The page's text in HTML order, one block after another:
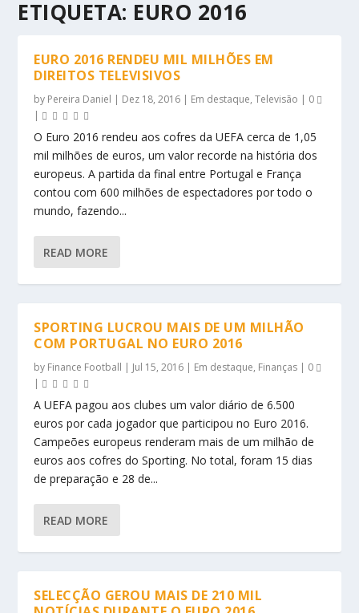
ETIQUETA: EURO 2016
EURO 2016 RENDEU MIL MILHÕES EM
DIREITOS TELEVISIVOS
by Pereira Daniel | Dez 18, 2016 | Em destaque,Televisão | 0
|
O Euro 2016 rendeu aos cofres da UEFA cerca de 1,05
mil milhões de euros, um valor recorde na história dos
europeus. A partida da final entre Portugal e França
contou com 600 milhões de espectadores por todo o
mundo, fazendo...
READ MORE
SPORTING LUCROU MAIS DE UM MILHÃO
COM PORTUGAL NO EURO 2016
by Finance Football | Jul 15, 2016 | Em destaque, Finanças | 0
|
A UEFA pagou aos clubes um valor diário de 6.500
euros por cada jogador que participou no Euro 2016.
Campeões europeus renderam mais de um milhão de
euros aos cofres do Sporting. No total, foram 15 dias
de preparação e 28 de...
READ MORE
SELECÇÃO GEROU MAIS DE 210 MIL